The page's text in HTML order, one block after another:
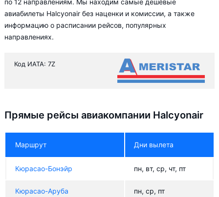
по 12 направлениям. Мы находим самые дешёвые
авиабилеты Halcyonair без наценки и комиссии, а также
информацию о расписании рейсов, популярных
направлениях.
Код ИАТА: 7Z
Прямые рейсы авиакомпании Halcyonair
Маршрут Дни вылета
Кюрасао-Бонэйр пн, вт, ср, чт, пт
Кюрасао-Аруба пн, ср, пт